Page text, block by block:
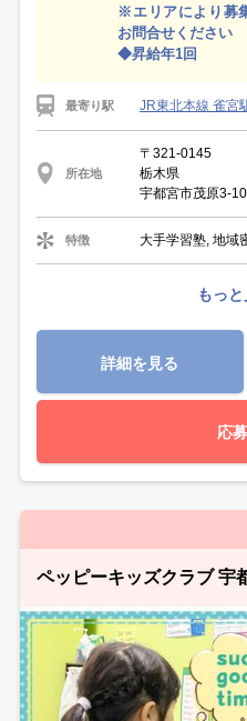
※エリアにより募
お問合せください
◆昇給年1回
最寄り駅 JR東北本線 雀宮
所在地
〒321-0145
栃木県
宇都宮市茂原3-
特徴 大手学習塾, 地域
もっ
詳細を見る
応
ペッピーキッズクラブ 宇